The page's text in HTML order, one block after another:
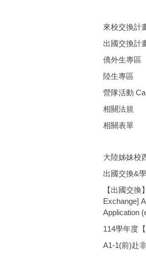
來校交換計
出國交換計
僑外生專區
陸生專區
營隊活動
相關法規
相關表單
大陸姊妹校
出國交換&
【出國交
Exchange]
Application
114學年度
A1-1(前)赴